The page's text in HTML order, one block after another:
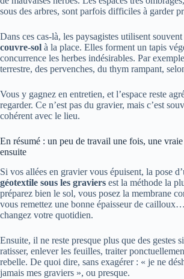
sous des arbres, sont parfois difficiles à garder
Dans ces cas-là, les paysagistes utilisent souvent
couvre-sol à la place. Elles forment un tapis
concurrence les herbes indésirables. Par
terrestre, des pervenches, du thym rampant,
Vous y gagnez en entretien, et l’espace reste
regarder. Ce n’est pas du gravier, mais c’est
cohérent avec le lieu.
En résumé : un peu de travail une fois, une
ensuite
Si vos allées en gravier vous épuisent, la pose
géotextile sous les graviers est la méthode la
préparez bien le sol, vous posez la membrane
vous remettez une bonne épaisseur de
changez votre quotidien.
Ensuite, il ne reste presque plus que des gestes
ratisser, enlever les feuilles, traiter
rebelle. De quoi dire, sans exagérer : « je ne
jamais mes graviers », ou presque.